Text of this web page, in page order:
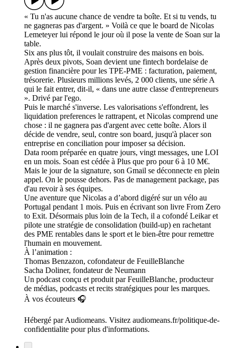
« Tu n'as aucune chance de vendre ta boîte. Et si tu vends, tu
ne gagneras pas d'argent. » Voilà ce que le board de Nicolas
Lemeteyer lui répond le jour où il pose la vente de Soan sur la
table.
Six ans plus tôt, il voulait construire des maisons en bois.
Après deux pivots, Soan devient une fintech bordelaise de
gestion financière pour les TPE-PME : facturation, paiement,
trésorerie. Plusieurs millions levés, 2 000 clients, une série A
qui le fait entrer, dit-il, « dans une autre classe d'entrepreneurs
». Drivé par l'ego.
Puis le marché s'inverse. Les valorisations s'effondrent, les
liquidation preferences le rattrapent, et Nicolas comprend une
chose : il ne gagnera pas d'argent avec cette boîte. Alors il
décide de vendre, seul, contre son board, jusqu'à placer son
entreprise en conciliation pour imposer sa décision.
Data room préparée en quatre jours, vingt messages, une LOI
en un mois. Soan est cédée à Plus que pro pour 6 à 10 M€.
Mais le jour de la signature, son Gmail se déconnecte en plein
appel. On le pousse dehors. Pas de management package, pas
d'au revoir à ses équipes.
Une aventure que Nicolas a d’abord digéré sur un vélo au
Portugal pendant 1 mois. Puis en écrivant son livre From Zero
to Exit. Désormais plus loin de la Tech, il a cofondé Leikar et
pilote une stratégie de consolidation (build-up) en rachetant
des PME rentables dans le sport et le bien-être pour remettre
l'humain en mouvement.
À l’animation :
Thomas Benzazon, cofondateur de FeuilleBlanche
Sacha Doliner, fondateur de Neumann
Un podcast conçu et produit par FeuilleBlanche, producteur
de médias, podcasts et recits stratégiques pour les marques.
À vos écouteurs 🎧
Hébergé par Audiomeans. Visitez audiomeans.fr/politique-de-
confidentialite pour plus d'informations.